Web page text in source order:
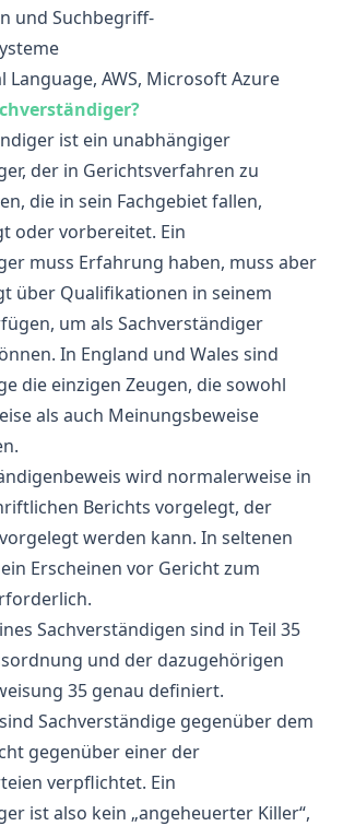
und Suchbegriff-
Language, AWS, Microsoft Azure
ist ein unabhängiger
der in Gerichtsverfahren zu
die in sein Fachgebiet fallen,
oder vorbereitet. Ein
muss Erfahrung haben, muss aber
über Qualifikationen in seinem
um als Sachverständiger
In England und Wales sind
die einzigen Zeugen, die sowohl
als auch Meinungsbeweise
wird normalerweise in
Berichts vorgelegt, der
werden kann. In seltenen
Erscheinen vor Gericht zum
Sachverständigen sind in Teil 35
und der dazugehörigen
35 genau definiert.
Sachverständige gegenüber dem
gegenüber einer der
verpflichtet. Ein
ist also kein „angeheuerter Killer“,